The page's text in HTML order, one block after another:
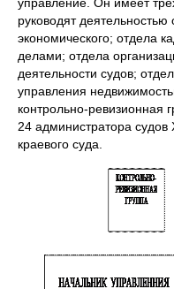
руководят
экономического; отдела
делами; отдела
деятельности судов;
управления
контрольно-ревизионная
24 администратора судов
краевого суда.